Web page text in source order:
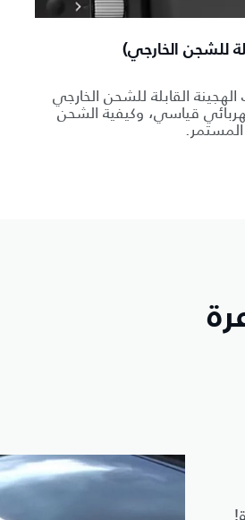
القابلة للشحن الخارجي
قياسي، وكيفية الشحن
المستمر.